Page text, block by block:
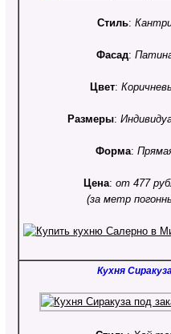
Стиль:
Фасад:
Цвет:
Размеры:
Форма:
Цена: от 477
(за метр
Кухня